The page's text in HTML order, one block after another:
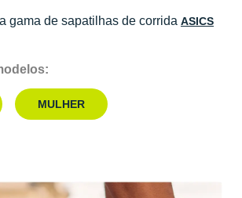
gama de sapatilhas de corrida ASICS
MULHER